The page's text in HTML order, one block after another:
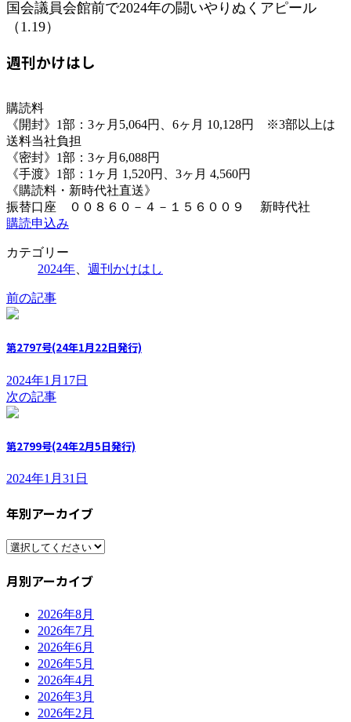
国会議員会館前で2024年の闘いやりぬくアピール
（1.19）
週刊かけはし
購読料
《開封》1部：3ヶ月5,064円、6ヶ月 10,128円 ※3部以上は
送料当社負担
《密封》1部：3ヶ月6,088円
《手渡》1部：1ヶ月 1,520円、3ヶ月 4,560円
《購読料・新時代社直送》
振替口座 ００８６０－４－１５６００９ 新時代社
購読申込み
カテゴリー
2024年
週刊かけはし
前の記事
第2797号(24年1月22日発行)
2024年1月17日
次の記事
第2799号(24年2月5日発行)
2024年1月31日
年別アーカイブ
月別アーカイブ
2026年8月
2026年7月
2026年6月
2026年5月
2026年4月
2026年3月
2026年2月